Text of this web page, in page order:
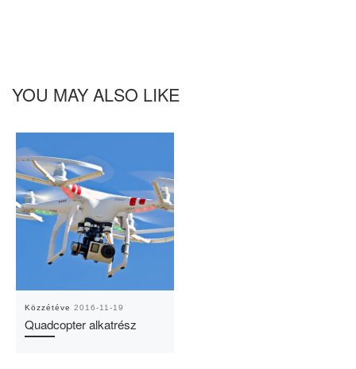
YOU MAY ALSO LIKE
Közzétéve 2016-11-19
Quadcopter alkatrész